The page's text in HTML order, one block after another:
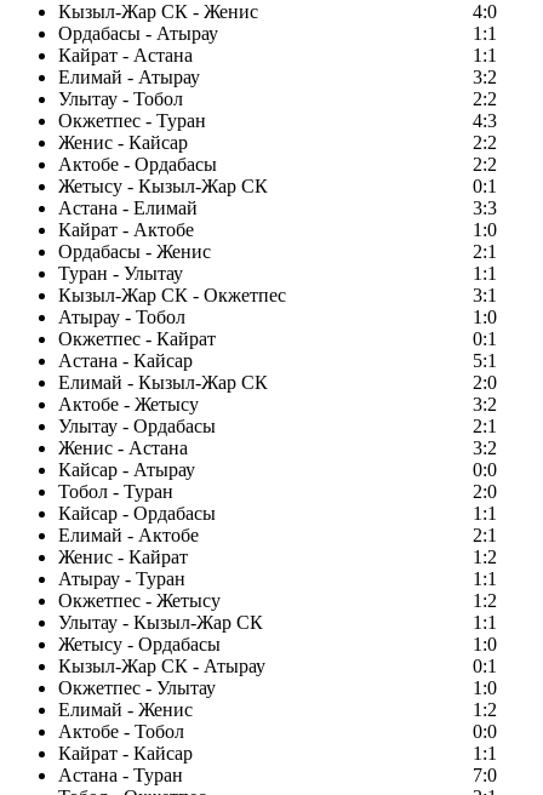
Кызыл-Жар СК - Женис
4:0
Ордабасы - Атырау
1:1
Кайрат - Астана
1:1
Елимай - Атырау
3:2
Улытау - Тобол
2:2
Окжетпес - Туран
4:3
Женис - Кайсар
2:2
Актобе - Ордабасы
2:2
Жетысу - Кызыл-Жар СК
0:1
Астана - Елимай
3:3
Кайрат - Актобе
1:0
Ордабасы - Женис
2:1
Туран - Улытау
1:1
Кызыл-Жар СК - Окжетпес
3:1
Атырау - Тобол
1:0
Окжетпес - Кайрат
0:1
Астана - Кайсар
5:1
Елимай - Кызыл-Жар СК
2:0
Актобе - Жетысу
3:2
Улытау - Ордабасы
2:1
Женис - Астана
3:2
Кайсар - Атырау
0:0
Тобол - Туран
2:0
Кайсар - Ордабасы
1:1
Елимай - Актобе
2:1
Женис - Кайрат
1:2
Атырау - Туран
1:1
Окжетпес - Жетысу
1:2
Улытау - Кызыл-Жар СК
1:1
Жетысу - Ордабасы
1:0
Кызыл-Жар СК - Атырау
0:1
Окжетпес - Улытау
1:0
Елимай - Женис
1:2
Актобе - Тобол
0:0
Кайрат - Кайсар
1:1
Астана - Туран
7:0